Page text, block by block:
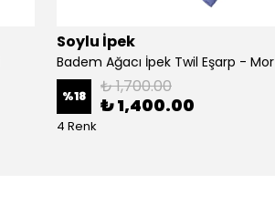
Soylu İpek
Badem Ağacı İpek Twil Eşarp - Mor
%18 ₺ 1,700.00
₺ 1,400.00
4 Renk